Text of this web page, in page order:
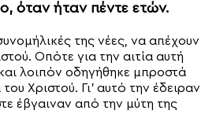
όταν ήταν πέντε ετών.
της νέες, να απέχουν
Οπότε για την αιτία αυτή
λοιπόν οδηγήθηκε μπροστά
Χριστού. Γι’ αυτό την έδειραν
έ­βγαιναν από την μύτη της